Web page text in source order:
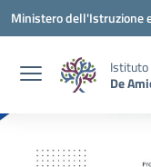
Vai ai contenuti
Vai al menu di navigazione
Vai al footer
Ministero dell'Istruzione
Istituto
De